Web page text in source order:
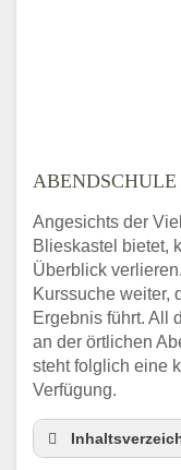
Angesichts der
Blieskastel bietet,
Überblick
Kurssuche weiter,
Ergebnis führt. All
an der örtlichen
steht folglich eine
Verfügung.